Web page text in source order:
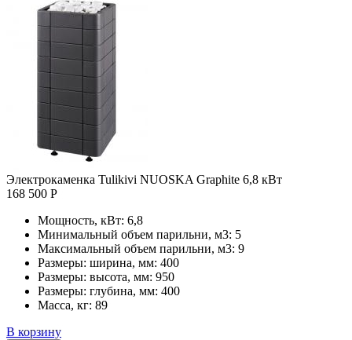
Электрокаменка Tulikivi NUOSKA Graphite 6,8 кВт
168 500 Р
Мощность, кВт: 6,8
Минимальный объем парильни, м3: 5
Максимальный объем парильни, м3: 9
Размеры: ширина, мм: 400
Размеры: высота, мм: 950
Размеры: глубина, мм: 400
Масса, кг: 89
В корзину